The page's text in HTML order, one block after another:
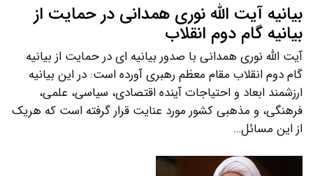
بیانیه آیت الله نوری همدانی در حمایت از
بیانیه گام دوم انقلاب
آیت الله نوری همدانی با صدور بیانیه ای در حمایت از بیانیه
گام دوم انقلاب مقام معظم رهبری آورده است: در این بیانیه
ارزشمند ابعاد و احتیاجات آینده اقتصادی، سیاسی، علمی،
فرهنگی، و مذهبی کشور مورد عنایت قرار گرفته است که هریک
از این مسائل…